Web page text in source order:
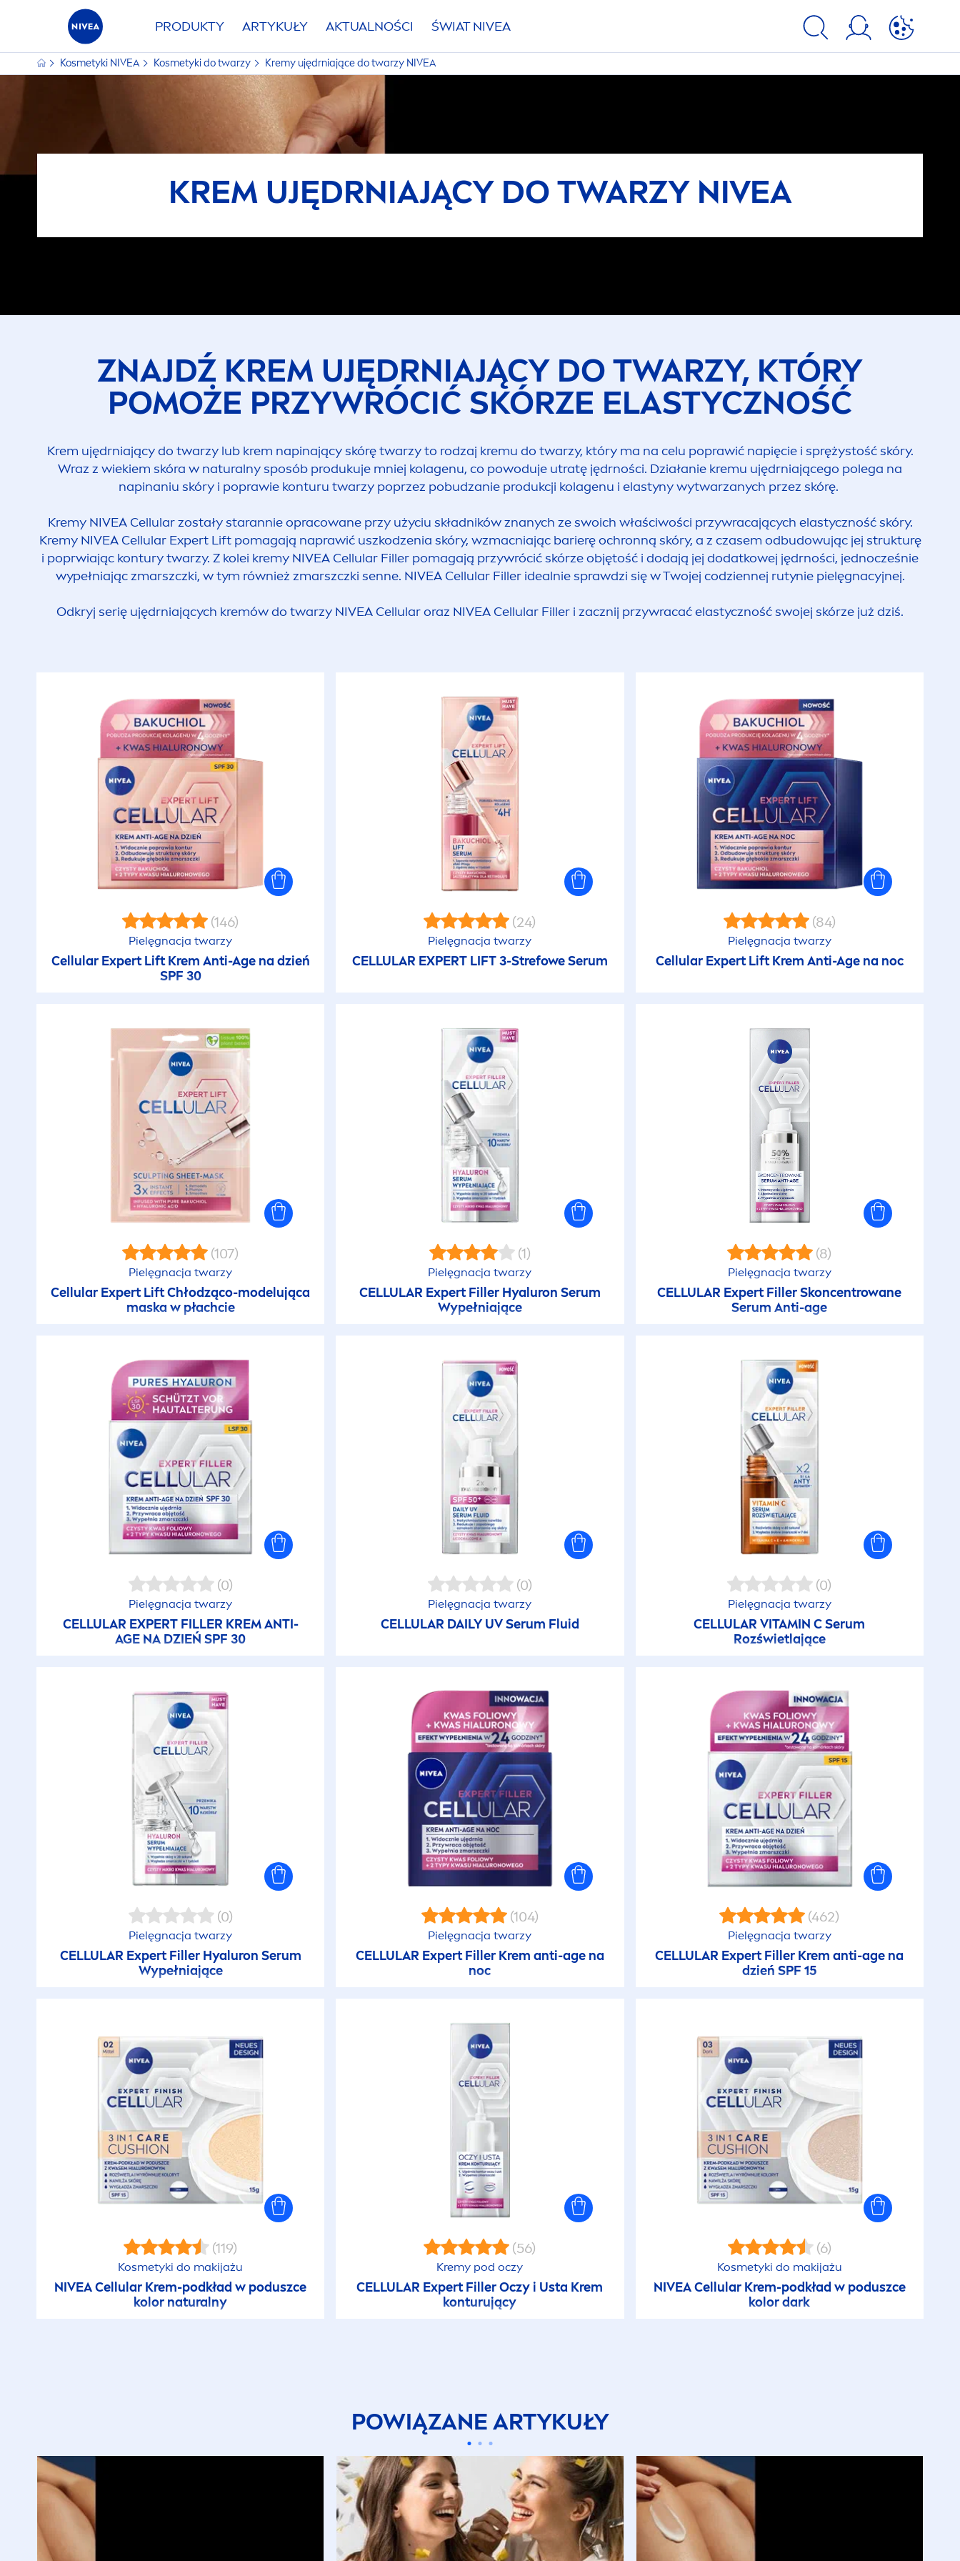
PRODUKTY ARTYKUŁY AKTUALNOŚCI ŚWIATNIVEA
Kosmetyki NIVEA Kosmetyki do twarzy Kremy ujędrniające ​​do twarzy NIVEA
KREM UJĘDRNIAJĄCY ​​DO TWARZY NIVEA
ZNAJDŹ KREM UJĘDRNIAJĄCY​​ DO TWARZY, KTÓRY
POMOŻE PRZYWRÓCIĆ SKÓRZE ELASTYCZNOŚĆ
Krem ujędrniający do twarzy lub krem napinający skórę twarzy to rodzaj kremu do twarzy, który ma na celu poprawić napięcie i sprężystość skóry.
Wraz z wiekiem skóra w naturalny sposób produkuje mniej kolagenu, co powoduje utratę jędrności. Działanie kremu ujędrniającego polega na
napinaniu skóry i poprawie konturu twarzy poprzez pobudzanie produkcji kolagenu i elastyny wytwarzanych przez skórę.
Kremy NIVEA Cellularzostały starannie opracowane przy użyciu składników znanych ze swoich właściwości przywracających elastyczność skóry.
Kremy NIVEA CellularExpert Lift pomagają naprawić uszkodzenia skóry, wzmacniając barierę ochronną skóry, a z czasem odbudowując jej strukturę
i poprwiając kontury twarzy. Z kolei kremy NIVEA Cellular Filler pomagają przywrócić skórze objętość i dodają jej dodatkowej jędrności, jednocześnie
wypełniając zmarszczki, w tym również zmarszczki senne. NIVEA Cellular Filleridealnie sprawdzi się w Twojej codziennej rutynie pielęgnacyjnej.
Odkryj serię ujędrniających kremów do twarzy NIVEA Cellularoraz NIVEA Cellular Filler i zacznij przywracać elastyczność swojej skórze już dziś.
(146)
Pielęgnacja twarzy
CellularExpert Lift Krem Anti-Age na dzień
SPF 30
(24)
Pielęgnacja twarzy
CELLULAR EXPERT LIFT 3-Strefowe Serum
(84)
Pielęgnacja twarzy
CellularExpert Lift Krem Anti-Age na noc
(107)
Pielęgnacja twarzy
Cellular Expert Lift Chłodząco-modelująca
maska w płachcie
(1)
Pielęgnacja twarzy
CELLULAR ExpertFiller Hyaluron Serum
Wypełniające
(8)
Pielęgnacja twarzy
CELLULAR ExpertFillerSkoncentrowane
Serum Anti-age
(0)
Pielęgnacja twarzy
CELLULAR EXPERT FILLER KREM ANTI-
AGE NA DZIEŃ SPF 30
(0)
Pielęgnacja twarzy
CELLULAR DAILY UV Serum Fluid
(0)
Pielęgnacja twarzy
CELLULAR VITAMIN C Serum
Rozświetlające
(0)
Pielęgnacja twarzy
CELLULAR ExpertFiller Hyaluron Serum
Wypełniające
(104)
Pielęgnacja twarzy
CELLULAR ExpertFillerKrem anti-age na
noc
(462)
Pielęgnacja twarzy
CELLULAR ExpertFiller Krem anti-age na
dzień SPF 15
(119)
Kosmetyki do makijażu
NIVEACellular Krem-podkład w poduszce
kolor naturalny
(56)
Kremy pod oczy
CELLULAR ExpertFillerOczy i Usta Krem
konturujący
(6)
Kosmetyki do makijażu
NIVEACellularKrem-podkład w poduszce
kolor dark
POWIĄZANE ARTYKUŁY